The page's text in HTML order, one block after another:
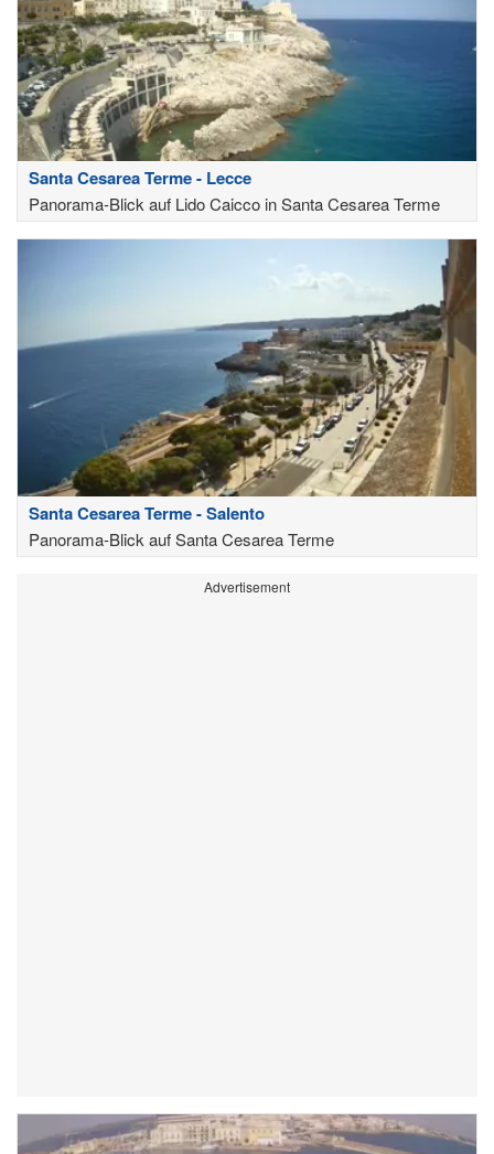
Santa Cesarea Terme - Lecce
Panorama-Blick auf Lido Caicco in Santa Cesarea Terme
Santa Cesarea Terme - Salento
Panorama-Blick auf Santa Cesarea Terme
Advertisement